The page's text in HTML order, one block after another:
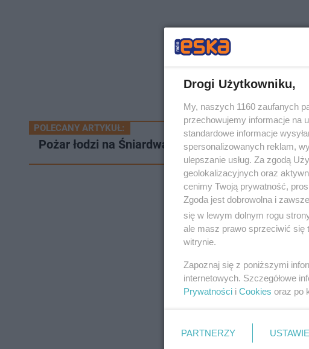
POLECANY ARTYKUŁ:
Pożar łodzi na Śniardwach. Doszło do wybuchu.
ESKA
Drogi Użytkowniku,
My, naszych 1160 zaufanych
przechowujemy informacje na
standardowe informacje
spersonalizowanych reklam,
ulepszanie usług. Za zgodą
geolokalizacyjnych oraz
cenimy Twoją prywatność,
Zgoda jest dobrowolna i
się w lewym dolnym rogu
ale masz prawo sprzeciwić się
witrynie.
Zapoznaj się z poniższymi
internetowych. Szczegółowe
Prywatności i Cookies oraz po
PARTNERZY